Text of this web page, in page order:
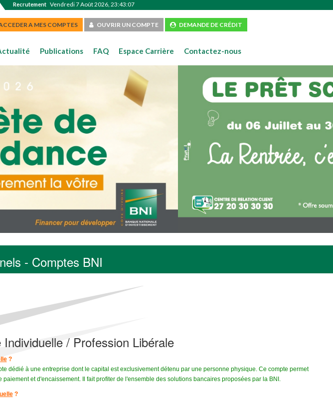
Recrutement Vendredi 7 Août 2026, 23:43:07
A MES COMPTES OUVRIR UN COMPTE DEMANDE DE CRÉDIT
Publications FAQ Espace Carrière Contactez-nous
- Comptes BNI
/ Profession Libérale
?
dédié à une entreprise dont le capital est exclusivement détenu par une personne physique. Ce compte permet
et d'encaissement. Il fait profiter de l'ensemble des solutions bancaires proposées par la BNI.
?